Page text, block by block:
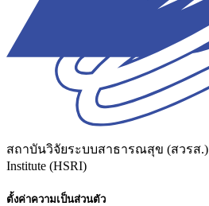
สถาบันวิจัยระบบสาธารณสุข (สวรส.)
Institute (HSRI)
ตั้งค่าความเป็นส่วนตัว